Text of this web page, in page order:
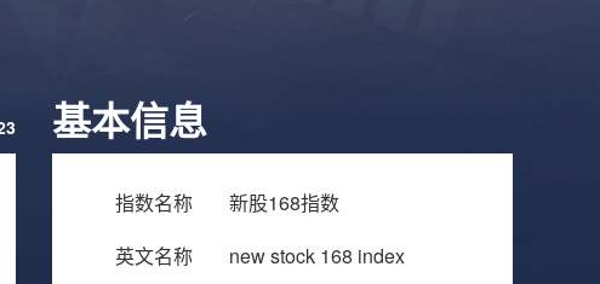
基本信息
指数名称
新股168指数
英文名称
new stock 168 index